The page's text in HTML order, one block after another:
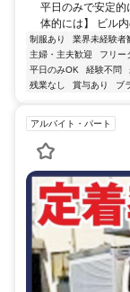
平日のみで安定
体的には】 ビル
制服あり 業界未経験者
主婦・主夫歓迎
フリー
平日のみOK
経験不問
残業なし
賞与あり ブ
アルバイト・パート